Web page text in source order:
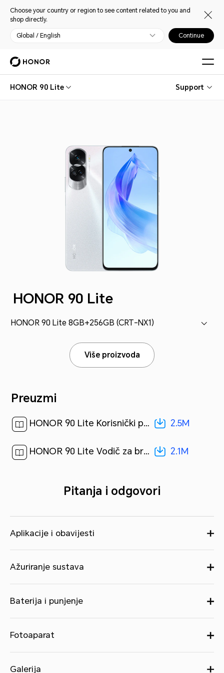
Choose your country or region to see content related to you and
shop directly.
Global / English Continue
HONOR 90 Lite Support
HONOR 90 Lite
HONOR 90 Lite 8GB+256GB (CRT-NX1)
Više proizvoda
Preuzmi
HONOR 90 Lite Korisnički priručnik-(MagicOS 7.1_01,hr)[ 2.5M ] 2.5M
HONOR 90 Lite Vodič za brzi početak-(Magic OS 7.1_01,CRT-NX1,hr)[ 2.1M ] 2.1M
Pitanja i odgovori
Aplikacije i obavijesti
Ažuriranje sustava
Baterija i punjenje
Fotoaparat
Galerija